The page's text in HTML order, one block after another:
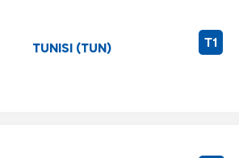
TUNISI (TUN) T1